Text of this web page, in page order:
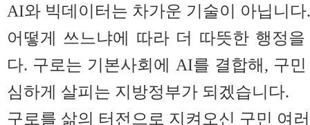
AI와 빅데이터는 차가운 기술이 아닙니
어떻게 쓰느냐에 따라 더 따뜻한 행정
다. 구로는 기본사회에 AI를 결합해, 구
심하게 살피는 지방정부가 되겠습니다.
구로를 삶의 터전으로 지켜오신 구민 여